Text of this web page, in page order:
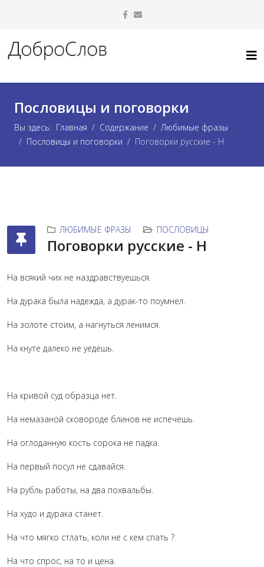
Пословицы и поговорки
Вы здесь: Главная Содержание
Любимые фразы
Пословицы и поговорки
Поговорки русские - Н
ЛЮБИМЫЕ ФРАЗЫ ПОСЛОВИЦЫ
Поговорки русские - Н
На всякий чих не наздравствуешься.
На дурака была надежда, а дурак-то поумнел.
На золоте стоим, а нагнуться ленимся.
На кнуте далеко не уедешь.
На кривой суд образца нет.
На немазаной сковороде блинов не испечешь.
На оглоданную кость сорока не падка.
На первый посул не сдавайся.
На рубль работы, на два похвальбы.
На худо и дурака станет.
На что мягко стлать, коли не с кем спать ?
На что спрос, на то и цена.